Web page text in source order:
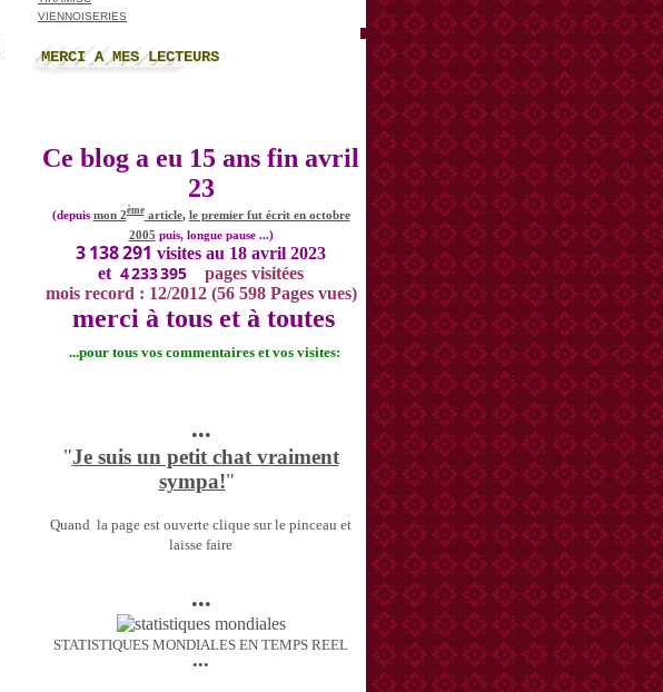
VIENNOISERIES
MERCI A MES LECTEURS
Ce blog a eu 15 ans fin avril
23
(depuis mon 2èmearticle, le premier fut écrit en octobre
2005 puis, longue pause ...)
3 138 291 visites au 18 avril 2023
et 4 233 395
pages visitées
mois record : 12/2012 (56 598 Pages vues)
merci à tous et à toutes
...pour tous vos commentaires et vos visites:
•••
"Je suis un petit chat vraiment
sympa!"
Quand la page est ouverte clique sur le pinceau et
laisse faire
•••
STATISTIQUES MONDIALES EN TEMPS REEL
•••